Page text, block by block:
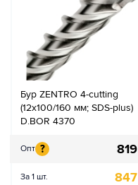
Бур ZENTRO 4-cutting
(12x100/160 мм; SDS-plus)
D.BOR 4370
Опт ? 819
За 1 шт. 847